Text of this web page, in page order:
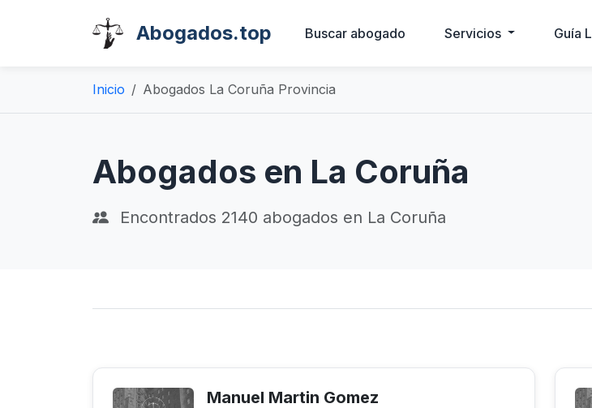
Abogados.top Buscar abogado Servicios Guía
Inicio Abogados La Coruña Provincia
Abogados en La Coruña
Encontrados 2140 abogados en La Coruña
Manuel Martin Gomez